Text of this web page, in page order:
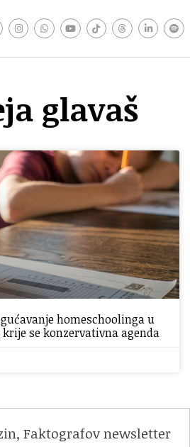
glavaš
homeschoolinga u
se konzervativna agenda
Faktografov newsletter